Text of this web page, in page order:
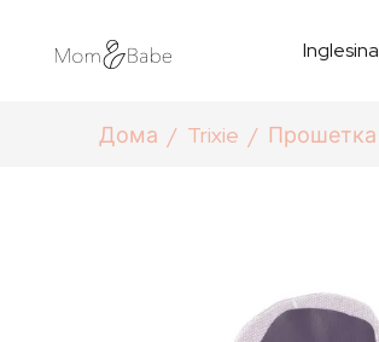
Inglesina
Дома Trixie Прошетка